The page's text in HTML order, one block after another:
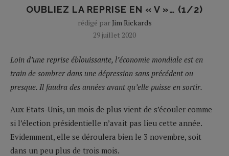
OUBLIEZ LA REPRISE EN « V »… (1/2)
rédigé par Jim Rickards
29 juillet 2020
Loin d’une reprise éblouissante, l’économie mondiale est en
train de sombrer dans une dépression sans précédent ou
presque. Il faudra des années avant qu’elle puisse en sortir.
Aux Etats-Unis, un mois de plus vient de s’écouler comme
si l’élection présidentielle n’avait pas lieu cette année.
Evidemment, elle se déroulera bien le 3 novembre, soit
dans un peu plus de trois mois.